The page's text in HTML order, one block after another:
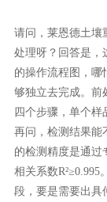
请问，莱恩德土壤
处理呀？回答是，
的操作流程图，哪
够独立去完成。前
四个步骤，单个样
再问，检测结果能
的检测精度是通过
相关系数
段，要是需要出具